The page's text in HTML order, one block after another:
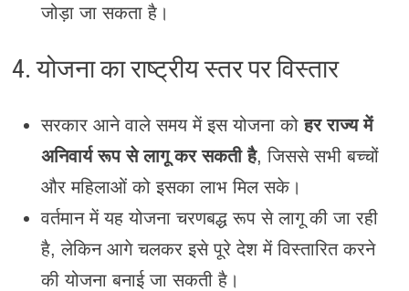
जोड़ा जा सकता है।
4. योजना का राष्ट्रीय स्तर पर विस्तार
सरकार आने वाले समय में इस योजना कोहर राज्य में
अनिवार्य रूप से लागू कर सकती है, जिससे सभी बच्चों
और महिलाओं को इसका लाभ मिल सके।
वर्तमान में यह योजना चरणबद्ध रूप से लागू की जा रही
है, लेकिन आगे चलकर इसे पूरे देश में विस्तारित करने
की योजना बनाई जा सकती है।